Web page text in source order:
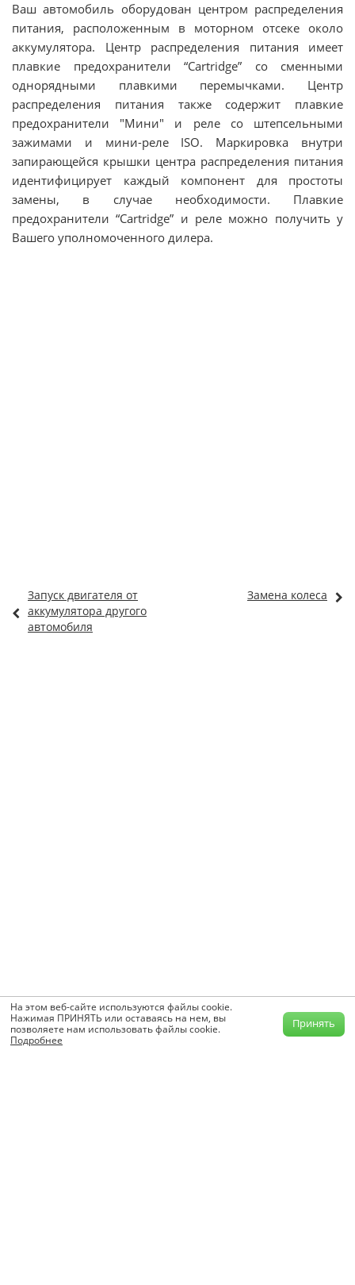
Ваш автомобиль оборудован центром распределения
питания, расположенным в моторном отсеке около
аккумулятора. Центр распределения питания имеет
плавкие предохранители “Cartridge” со сменными
однорядными плавкими перемычками. Центр
распределения питания также содержит плавкие
предохранители "Мини" и реле со штепсельными
зажимами и мини-реле ISO. Маркировка внутри
запирающейся крышки центра распределения питания
идентифицирует каждый компонент для простоты
замены, в случае необходимости. Плавкие
предохранители “Cartridge” и реле можно получить у
Вашего уполномоченного дилера.
Запуск двигателя от
аккумулятора другого
автомобиля
Замена колеса
На этом веб-сайте используются файлы cookie.
Нажимая ПРИНЯТЬ или оставаясь на нем, вы
позволяете нам использовать файлы cookie.
Подробнее
Принять